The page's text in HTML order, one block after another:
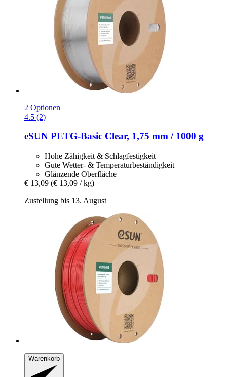
2 Optionen
4.5 (2)
eSUN PETG-​Basic Clear, 1,75 mm / 1000 g
Hohe Zähigkeit & Schlagfestigkeit
Gute Wetter- & Temperaturbeständigkeit
Glänzende Oberfläche
€ 13,09 (€ 13,09 / kg)
Zustellung bis 13. August
Warenkorb